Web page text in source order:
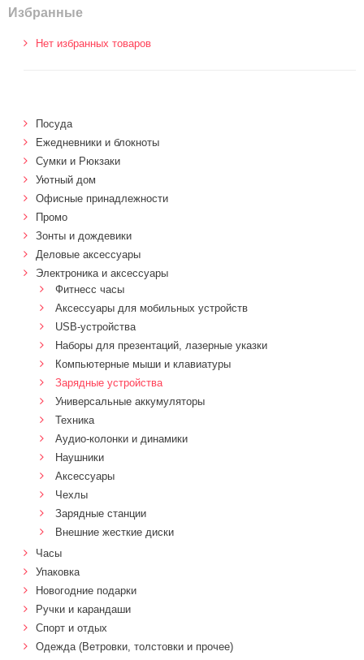
Избранные
Нет избранных товаров
Посуда
Ежедневники и блокноты
Сумки и Рюкзаки
Уютный дом
Офисные принадлежности
Промо
Зонты и дождевики
Деловые аксессуары
Электроника и аксессуары
Фитнесс часы
Аксессуары для мобильных устройств
USB-устройства
Наборы для презентаций, лазерные указки
Компьютерные мыши и клавиатуры
Зарядные устройства
Универсальные аккумуляторы
Техника
Аудио-колонки и динамики
Наушники
Аксессуары
Чехлы
Зарядные станции
Внешние жесткие диски
Часы
Упаковка
Новогодние подарки
Ручки и карандаши
Спорт и отдых
Одежда (Ветровки, толстовки и прочее)